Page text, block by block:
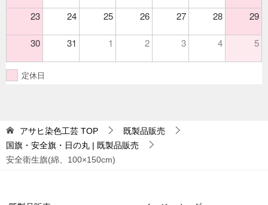
23 24 25 26 27 28 29
30 31 1 2 3 4 5
定休日
アサヒ染色工芸 TOP
既製品販売
国旗・安全旗・日の丸 | 既製品販売
安全衛生旗(綿、100×150cm)